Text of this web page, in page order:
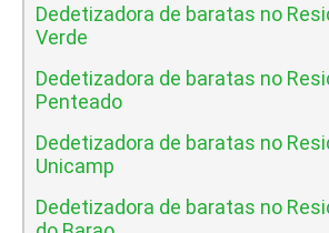
Dedetizadora de baratas no
Verde
Dedetizadora de baratas no
Penteado
Dedetizadora de baratas no
Unicamp
Dedetizadora de baratas no